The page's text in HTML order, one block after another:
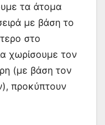
τα άτομα
με βάση το
στο
χωρίσουμε τον
(με βάση τον
προκύπτουν